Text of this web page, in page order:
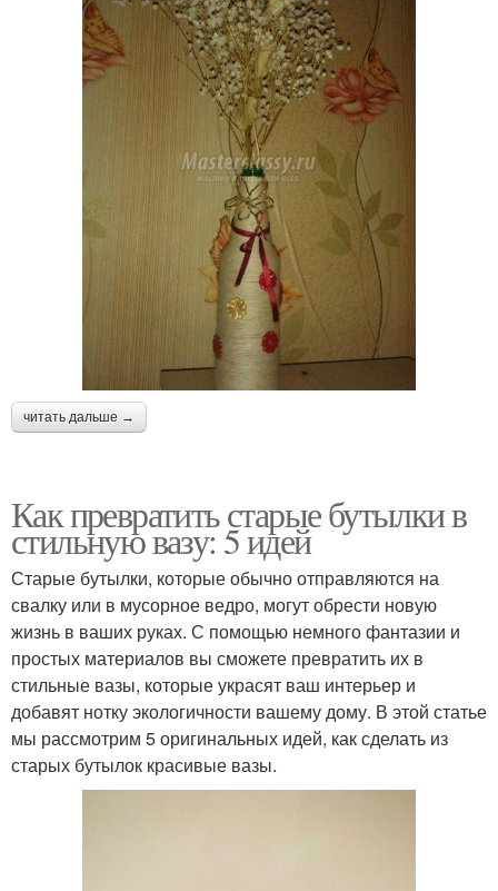
читать дальше →
Как превратить старые бутылки в
стильную вазу: 5 идей
Старые бутылки, которые обычно отправляются на
свалку или в мусорное ведро, могут обрести новую
жизнь в ваших руках. С помощью немного фантазии и
простых материалов вы сможете превратить их в
стильные вазы, которые украсят ваш интерьер и
добавят нотку экологичности вашему дому. В этой статье
мы рассмотрим 5 оригинальных идей, как сделать из
старых бутылок красивые вазы.